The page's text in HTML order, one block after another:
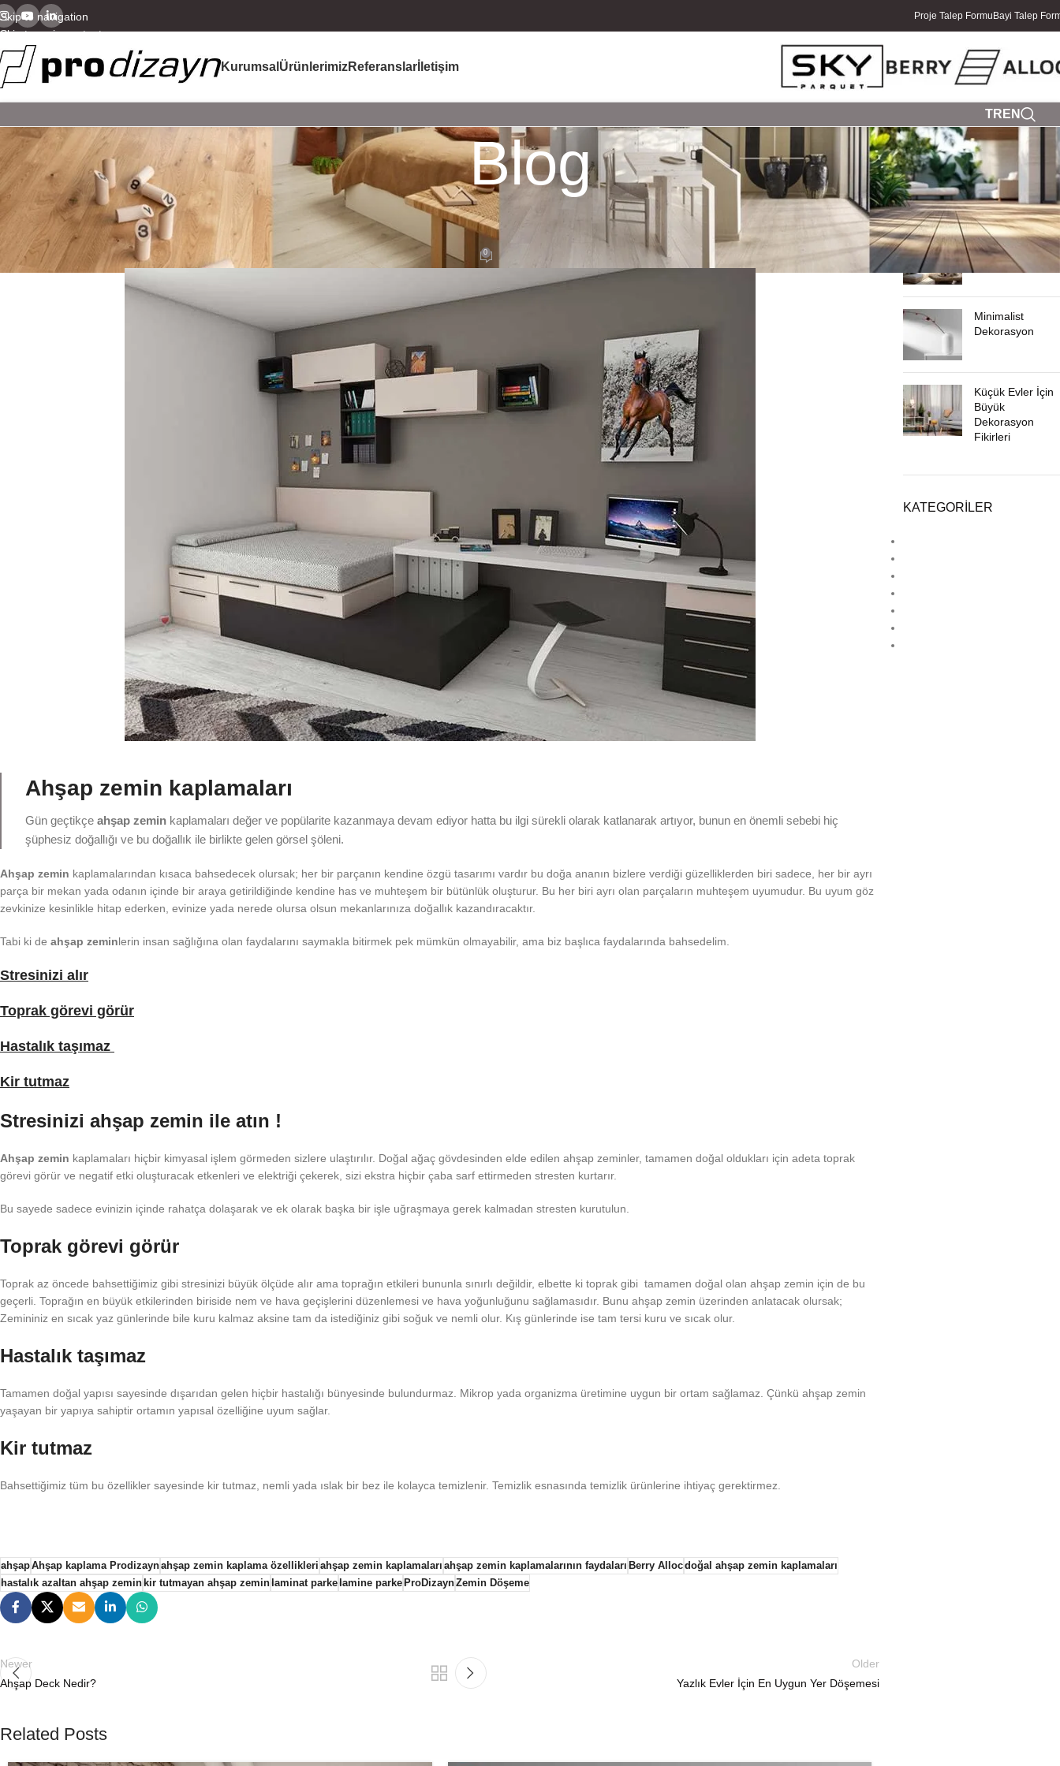
Skip to navigation
Skip to main content
Proje Talep Formu Bayi Talep
Kurumsal ÜrünlerimizReferanslar İletişim
TR EN
Blog
AHŞAP DEKORASYON ESTETIK,LAMINAT PARKE
Ahşap Zemin Kaplamalarının Faydaları
0
Ahşap zemin kaplamaları
Gün geçtikçe ahşap zemin kaplamaları değer ve popülarite kazanmaya devam ediyor hatta bu ilgi sürekli olarak katlanarak artıyor, bunun en önemli sebebi hiç
şüphesiz doğallığı ve bu doğallık ile birlikte gelen görsel şöleni.
Ahşap zemin kaplamalarından kısaca bahsedecek olursak; her bir parçanın kendine özgü tasarımı vardır bu doğa ananın bizlere verdiği güzelliklerden biri sadece, her bir ayrı
parça bir mekan yada odanın içinde bir araya getirildiğinde kendine has ve muhteşem bir bütünlük oluşturur. Bu her biri ayrı olan parçaların muhteşem uyumudur. Bu uyum göz
zevkinize kesinlikle hitap ederken, evinize yada nerede olursa olsun mekanlarınıza doğallık kazandıracaktır.
Tabi ki de ahşap zeminlerin insan sağlığına olan faydalarını saymakla bitirmek pek mümkün olmayabilir, ama biz başlıca faydalarında bahsedelim.
Stresinizi alır
Toprak görevi görür
Hastalık taşımaz
Kir tutmaz
Stresinizi ahşap zemin ile atın !
Ahşap zemin kaplamaları hiçbir kimyasal işlem görmeden sizlere ulaştırılır. Doğal ağaç gövdesinden elde edilen ahşap zeminler, tamamen doğal oldukları için adeta toprak
görevi görür ve negatif etki oluşturacak etkenleri ve elektriği çekerek, sizi ekstra hiçbir çaba sarf ettirmeden stresten kurtarır.
Bu sayede sadece evinizin içinde rahatça dolaşarak ve ek olarak başka bir işle uğraşmaya gerek kalmadan stresten kurutulun.
Toprak görevi görür
Toprak az öncede bahsettiğimiz gibi stresinizi büyük ölçüde alır ama toprağın etkileri bununla sınırlı değildir, elbette ki toprak gibi tamamen doğal olan ahşap zemin için de bu
geçerli. Toprağın en büyük etkilerinden biriside nem ve hava geçişlerini düzenlemesi ve hava yoğunluğunu sağlamasıdır. Bunu ahşap zemin üzerinden anlatacak olursak;
Zemininiz en sıcak yaz günlerinde bile kuru kalmaz aksine tam da istediğiniz gibi soğuk ve nemli olur. Kış günlerinde ise tam tersi kuru ve sıcak olur.
Hastalık taşımaz
Tamamen doğal yapısı sayesinde dışarıdan gelen hiçbir hastalığı bünyesinde bulundurmaz. Mikrop yada organizma üretimine uygun bir ortam sağlamaz. Çünkü ahşap zemin
yaşayan bir yapıya sahiptir ortamın yapısal özelliğine uyum sağlar.
Kir tutmaz
Bahsettiğimiz tüm bu özellikler sayesinde kir tutmaz, nemli yada ıslak bir bez ile kolayca temizlenir. Temizlik esnasında temizlik ürünlerine ihtiyaç gerektirmez.
ahşapAhşap kaplama Prodizaynahşap zemin kaplama özellikleri ahşap zemin kaplamaları ahşap zemin kaplamalarının faydaları Berry Allocdoğal ahşap zemin kaplamaları
hastalık azaltan ahşap zeminkir tutmayan ahşap zeminlaminat parkelamine parkeProDizaynZemin Döşeme
Newer
Ahşap Deck Nedir?
Older
Yazlık Evler İçin En Uygun Yer Döşemesi
Related Posts
SON YAZILAR
Yazlık Ev
Dekorasyonu
Minimalist
Dekorasyon
Küçük Evler İçin
Büyük
Dekorasyon
Fikirleri
KATEGORILER